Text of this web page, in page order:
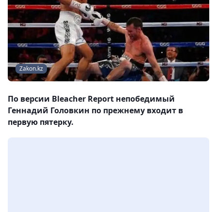
Zakon.kz
По версии Bleacher Report непобедимый
Геннадий Головкин по прежнему входит в
первую пятерку.